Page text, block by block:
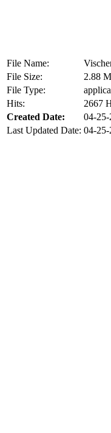
File Name:
File Size:
2.88
File Type:
Hits:
2667
Created Date:
04-
Last Updated Date: 04-